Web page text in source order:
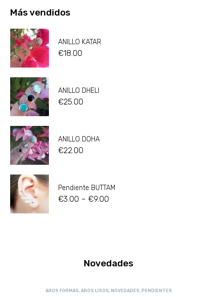
Más vendidos
ANILLO KATAR
€18.00
ANILLO DHELI
€25.00
ANILLO DOHA
€22.00
Pendiente BUTTAM
€3.00 - €9.00
Novedades
AROS FORMAS, AROS LISOS, NOVEDADES, PENDIENTES